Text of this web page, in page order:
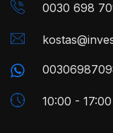
0030 698
10:00 - 17:00